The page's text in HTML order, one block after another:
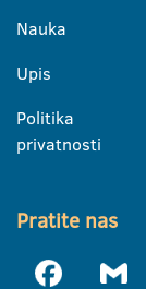
Nauka
Upis
Politika
privatnosti
Pratite nas